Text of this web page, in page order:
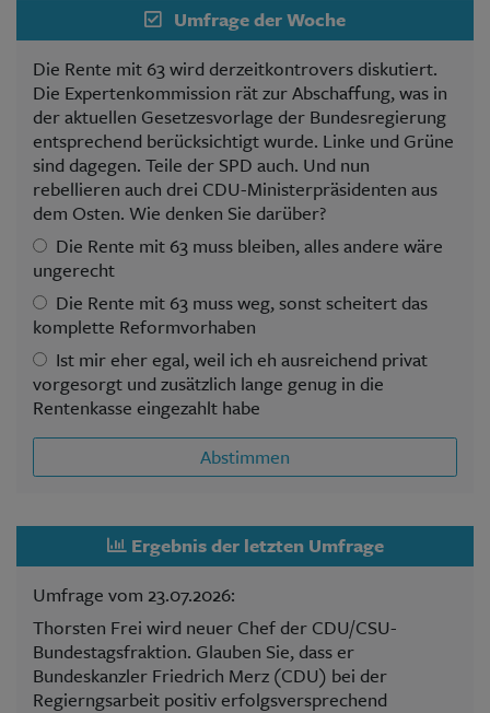
Umfrage der Woche
Die Rente mit 63 wird derzeitkontrovers diskutiert.
Die Expertenkommission rät zur Abschaffung, was in
der aktuellen Gesetzesvorlage der Bundesregierung
entsprechend berücksichtigt wurde. Linke und Grüne
sind dagegen. Teile der SPD auch. Und nun
rebellieren auch drei CDU-Ministerpräsidenten aus
dem Osten. Wie denken Sie darüber?
Die Rente mit 63 muss bleiben, alles andere wäre
ungerecht
Die Rente mit 63 muss weg, sonst scheitert das
komplette Reformvorhaben
Ist mir eher egal, weil ich eh ausreichend privat
vorgesorgt und zusätzlich lange genug in die
Rentenkasse eingezahlt habe
Abstimmen
Ergebnis der letzten Umfrage
Umfrage vom 23.07.2026:
Thorsten Frei wird neuer Chef der CDU/CSU-
Bundestagsfraktion. Glauben Sie, dass er
Bundeskanzler Friedrich Merz (CDU) bei der
Regierngsarbeit positiv erfolgsversprechend